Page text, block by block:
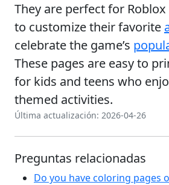
They are perfect for
to customize their favorite
celebrate the game’s
These pages are easy to
for kids and teens who
themed activities.
Última actualización: 2026-04-26
Preguntas relacionadas
Do you have coloring pages